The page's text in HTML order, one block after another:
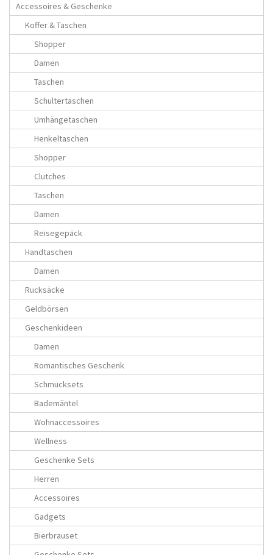
Accessoires & Geschenke
Koffer & Taschen
Shopper
Damen
Taschen
Schultertaschen
Umhängetaschen
Henkeltaschen
Shopper
Clutches
Taschen
Damen
Reisegepäck
Handtaschen
Damen
Rucksäcke
Geldbörsen
Geschenkideen
Damen
Romantisches Geschenk
Schmucksets
Bademäntel
Wohnaccessoires
Wellness
Geschenke Sets
Herren
Accessoires
Gadgets
Bierbrauset